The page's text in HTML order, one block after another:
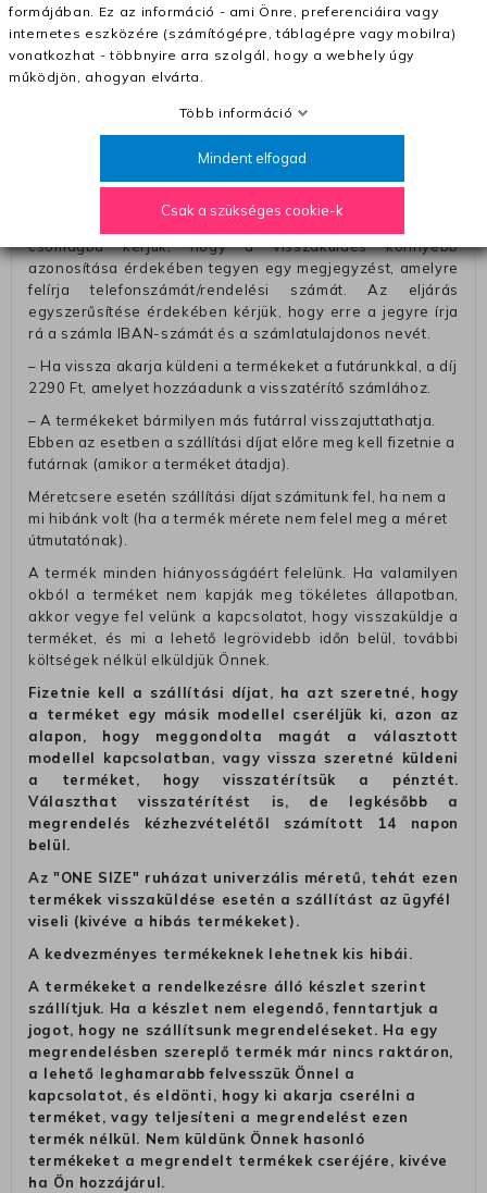
– Ingyenes szállítás 31600 Ft feletti megrendeléseknél
(+400 Ft utánvétte)
– A kapott termék cseréjéért 3780 Ft szállítási díjat
A pénz visszatérítéséhez küldjük a futárt, hogy vegye át
Öntől a terméket/termékeket, vagy más futárral is
elküldheti. Olyan utávéttel küldött csomagot, melyne
értéke eltér 0 FT-tól, nem fogadunk el. A futárnak átadott
csomagba kérjük, hogy a visszaküldés könnyebb
azonosítása érdekében tegyen egy megjegyzést, amelyre
felírja telefonszámát/rendelési számát. Az eljárás
egyszerűsítése érdekében kérjük, hogy erre a jegyre írja
rá a számla IBAN-számát és a számlatulajdonos nevét.
– Ha vissza akarja küldeni a termékeket a futárunkkal, a díj
2290 Ft, amelyet hozzáadunk a visszatérítő számlához.
– A termékeket bármilyen más futárral visszajuttathatja.
Ebben az esetben a szállítási díjat előre meg kell fizetnie a
futárnak (amikor a terméket átadja).
Méretcsere esetén szállítási díjat számitunk fel, ha nem a
mi hibánk volt (ha a termék mérete nem felel meg a méret
útmutatónak).
A termék minden hiányosságáért felelünk. Ha valamilyen
okból a terméket nem kapják meg tökéletes állapotban,
akkor vegye fel velünk a kapcsolatot, hogy visszaküldje a
terméket, és mi a lehető legrövidebb időn belül, további
költségek nélkül elküldjük Önnek.
Fizetnie kell a szállítási díjat, ha azt szeretné, hogy
a terméket egy másik modellel cseréljük ki, azon az
alapon, hogy meggondolta magát a választott
modellel kapcsolatban, vagy vissza szeretné küldeni
a terméket, hogy visszatérítsük a pénztét.
Választhat visszatérítést is, de legkésőbb a
megrendelés kézhezvételétől számított 14 napon
belül.
Az "ONE SIZE" ruházat univerzális méretű, tehát ezen
termékek visszaküldése esetén a szállítást az ügyfél
viseli (kivéve a hibás termékeket).
A kedvezményes termékeknek lehetnek kis hibái.
A termékeket a rendelkezésre álló készlet szerint
szállítjuk. Ha a készlet nem elegendő, fenntartjuk a
jogot, hogy ne szállítsunk megrendeléseket. Ha egy
megrendelésben szereplő termék már nincs raktáron,
a lehető leghamarabb felvesszük Önnel a
kapcsolatot, és eldönti, hogy ki akarja cserélni a
terméket, vagy teljesíteni a megrendelést ezen
termék nélkül. Nem küldünk Önnek hasonló
termékeket a megrendelt termékek cseréjére, kivéve
ha Ön hozzájárul.
formájában. Ez az információ - ami Önre, preferenciáira vagy
internetes eszközére (számítógépre, táblagépre vagy mobilra)
vonatkozhat - többnyire arra szolgál, hogy a webhely úgy
működjön, ahogyan elvárta.
Több információ
Mindent elfogad
Csak a szükséges cookie-k